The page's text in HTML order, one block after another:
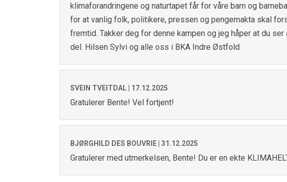
klimaforandringene og naturtapet får for våre barn og
for at vanlig folk, politikere, pressen og pengemakta skal
fremtid. Takker deg for denne kampen og jeg håper at du
del. Hilsen Sylvi og alle oss i BKA Indre Østfold
SVEIN TVEITDAL | 17.12.2025
Gratulerer Bente! Vel fortjent!
BJØRGHILD DES BOUVRIE | 31.12.2025
Gratulerer med utmerkelsen, Bente! Du er en ekte